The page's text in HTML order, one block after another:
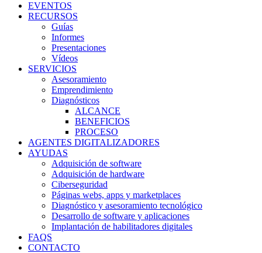
EVENTOS
RECURSOS
Guías
Informes
Presentaciones
Vídeos
SERVICIOS
Asesoramiento
Emprendimiento
Diagnósticos
ALCANCE
BENEFICIOS
PROCESO
AGENTES DIGITALIZADORES
AYUDAS
Adquisición de software
Adquisición de hardware
Ciberseguridad
Páginas webs, apps y marketplaces
Diagnóstico y asesoramiento tecnológico
Desarrollo de software y aplicaciones
Implantación de habilitadores digitales
FAQS
CONTACTO